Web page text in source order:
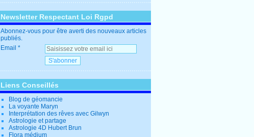
Newsletter Respectant Loi Rgpd
Abonnez-vous pour être averti des nouveaux articles
publiés.
Email
Liens Conseillés
Blog de géomancie
La voyante Maryn
Interprétation des rêves avec Gilwyn
Astrologie et partage
Astrologie 4D Hubert Brun
Flora médium